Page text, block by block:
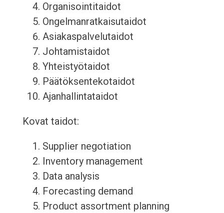
Organisointitaidot
Ongelmanratkaisutaidot
Asiakaspalvelutaidot
Johtamistaidot
Yhteistyötaidot
Päätöksentekotaidot
Ajanhallintataidot
Kovat taidot:
Supplier negotiation
Inventory management
Data analysis
Forecasting demand
Product assortment planning